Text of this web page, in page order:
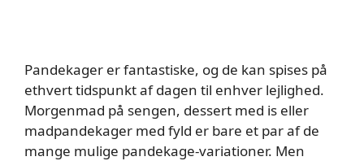
Pandekager er fantastiske, og de kan spises på
ethvert tidspunkt af dagen til enhver lejlighed.
Morgenmad på sengen, dessert med is eller
madpandekager med fyld er bare et par af de
mange mulige pandekage-variationer. Men